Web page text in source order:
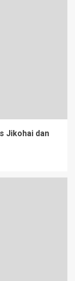
Jikohai dan